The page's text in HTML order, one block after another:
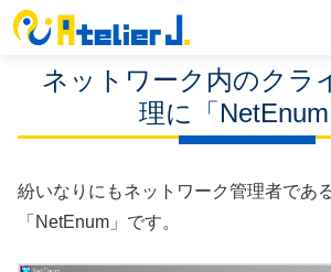
ネットワーク内のクラ
理に「NetEnum
紛いなりにもネットワーク管理者であ
「NetEnum」です。